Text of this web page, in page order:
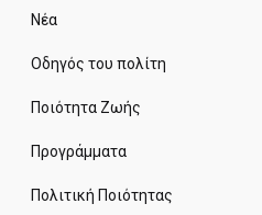
Νέα
Οδηγός του πολίτη
Ποιότητα Ζωής
Προγράμματα
Πολιτική Ποιότητας